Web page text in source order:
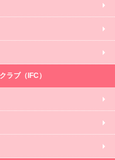
ラブ（IFC）